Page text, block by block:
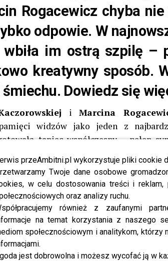
przeAmbitni.pl wykorzystuje pliki cookie
Twoje dane osobowe
w celu dostosowania treści i reklam,
oraz analizy ruchu.
również z zaufanymi
na temat korzystania z naszego
społecznościowym i analitykom, którzy
jest dobrowolna i możesz wycofać ją w
Rogacewicz chyba
odpowie. W
im ostrą szpilę –
kreatywny sposób.
Dowiedz się
iMarcina
widzów jako jeden z
taniec współczesny – pełen
zamarła, gdy zakończyli choreografię
wśród jurorów i fanów
za sprawą emocji, jak i zmysłowości,
show.
Tomasz Wygodadocenił
natomiastRafał Maserakpochwalił
zdobył 33 punkty – drugi od końca
iMichał Kassin, którzy